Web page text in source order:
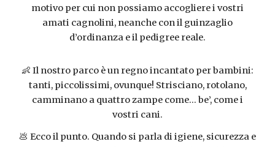
motivo per cui non possiamo accogliere i vostri
amati cagnolini, neanche con il guinzaglio
d’ordinanza e il pedigree reale.
👶 Il nostro parco è un regno incantato per bambini:
tanti, piccolissimi, ovunque! Strisciano, rotolano,
camminano a quattro zampe come... be’, come i
vostri cani.
💩 Ecco il punto. Quando si parla di igiene, sicurezza e